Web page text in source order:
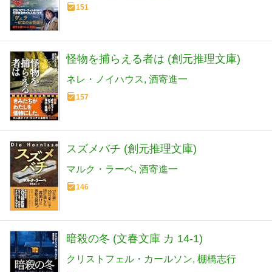
151
怪物を捕らえる者は (創元推理文庫)
ネレ・ノイハウス 酒寄進一
157
スズメバチ (創元推理文庫)
マルク・ラーベ 酒寄進一
146
暗殺の冬 (文春文庫 カ 14-1)
クリストフェル・カールソン 棚橋志行